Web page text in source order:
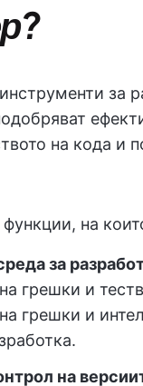
за
на кода и
на
за
грешки и
грешки и
на